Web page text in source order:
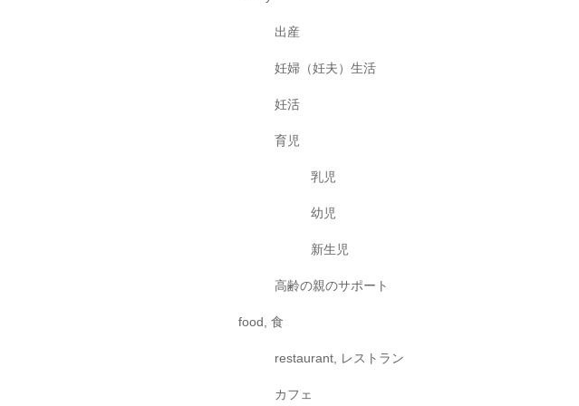
出産
妊婦（妊夫）生活
妊活
育児
乳児
幼児
新生児
高齢の親のサポート
food, 食
restaurant, レストラン
カフェ